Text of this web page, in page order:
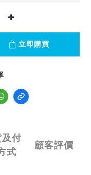
立即購買
付
式
顧客評價